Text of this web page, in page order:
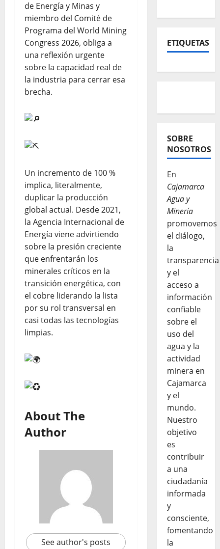
de Energía y Minas y
miembro del Comité de
Programa del World Mining
Congress 2026, obliga a
una reflexión urgente
sobre la capacidad real de
la industria para cerrar esa
brecha.
Un incremento de 100 %
implica, literalmente,
duplicar la producción
global actual. Desde 2021,
la Agencia Internacional de
Energía viene advirtiendo
sobre la presión creciente
que enfrentarán los
minerales críticos en la
transición energética, con
el cobre liderando la lista
por su rol transversal en
casi todas las tecnologías
limpias.
About The
Author
See author's posts
ETIQUETAS
SOBRE
NOSOTROS
En
Cajamarca
Agua y
Minería
promovemos
el diálogo,
la
transparencia
y el
acceso a
información
confiable
sobre el
uso del
agua y la
actividad
minera en
Cajamarca
y el
mundo.
Nuestro
objetivo
es
contribuir
a una
ciudadanía
informada
y
consciente,
fomentando
la